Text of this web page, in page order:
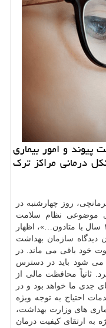
و امور بیماری
درمانی مراكز ترك
روز چهارشنبه در
موضوعی نظام سلامت
انجمن پزشكان عمومی ایران با عنوان «۱۵ سال با متادون…»، اظهار
دیدگاه سازمان بهداشت
خود باقی می ماند. در
می شود باید در دسترس
ثانیاً محافظت مالی از
جدی ما خواهد بود و در
احتیاج به توجه ویژه
های وزارت بهداشت،
به ارتقای كیفیت درمان